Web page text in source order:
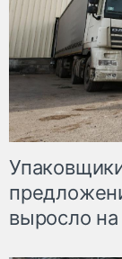
выросло на